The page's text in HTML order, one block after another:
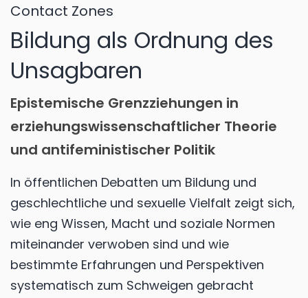
Contact Zones
Bildung als Ordnung des
Unsagbaren
Epistemische Grenzziehungen in
erziehungswissenschaftlicher Theorie
und antifeministischer Politik
In öffentlichen Debatten um Bildung und
geschlechtliche und sexuelle Vielfalt zeigt sich,
wie eng Wissen, Macht und soziale Normen
miteinander verwoben sind und wie
bestimmte Erfahrungen und Perspektiven
systematisch zum Schweigen gebracht